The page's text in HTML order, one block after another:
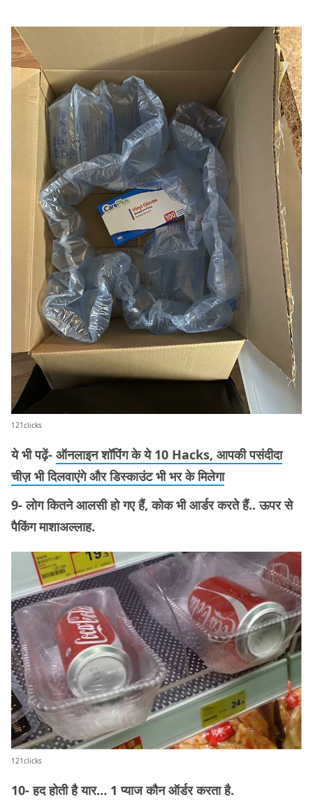
121clicks
ये भी पढ़ें- ऑनलाइन शॉपिंग के ये 10 Hacks, आपकी पसंदीदा
चीज़ भी दिलवाएंगे और डिस्काउंट भी भर के मिलेगा
9- लोग कितने आलसी हो गए हैं, कोक भी आर्डर करते हैं.. ऊपर से
पैकिंग माशाअल्लाह.
121clicks
10- हद होती है यार… 1 प्याज कौन ऑर्डर करता है.